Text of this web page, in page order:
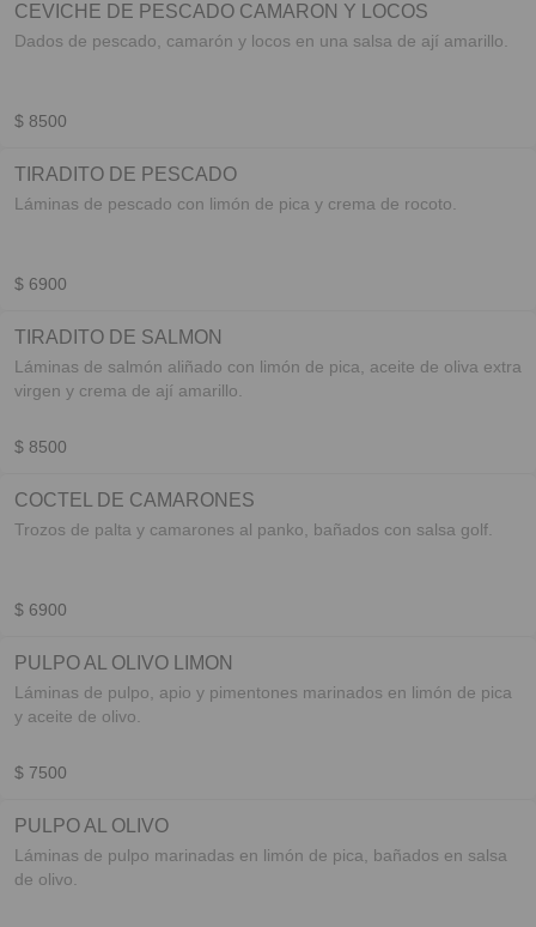
CEVICHE DE PESCADO CAMARON Y LOCOS
Dados de pescado, camarón y locos en una salsa de ají amarillo.
$ 8500
TIRADITO DE PESCADO
Láminas de pescado con limón de pica y crema de rocoto.
$ 6900
TIRADITO DE SALMON
Láminas de salmón aliñado con limón de pica, aceite de oliva extra
virgen y crema de ají amarillo.
$ 8500
COCTEL DE CAMARONES
Trozos de palta y camarones al panko, bañados con salsa golf.
$ 6900
PULPO AL OLIVO LIMON
Láminas de pulpo, apio y pimentones marinados en limón de pica
y aceite de olivo.
$ 7500
PULPO AL OLIVO
Láminas de pulpo marinadas en limón de pica, bañados en salsa
de olivo.